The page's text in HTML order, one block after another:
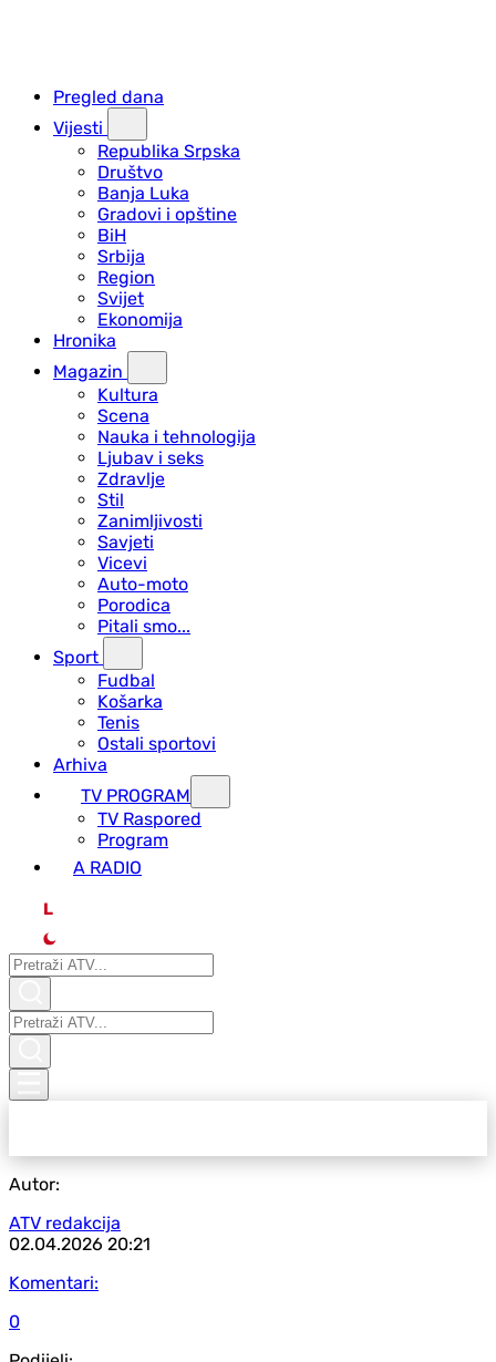
Pregled dana
Vijesti
Republika Srpska
Društvo
Banja Luka
Gradovi i opštine
BiH
Srbija
Region
Svijet
Ekonomija
Hronika
Magazin
Kultura
Scena
Nauka i tehnologija
Ljubav i seks
Zdravlje
Stil
Zanimljivosti
Savjeti
Vicevi
Auto-moto
Porodica
Pitali smo...
Sport
Fudbal
Košarka
Tenis
Ostali sportovi
Arhiva
TV PROGRAM
ТV Raspored
Program
A RADIO
L
Autor:
ATV redakcija
02.04.2026 20:21
Komentari:
0